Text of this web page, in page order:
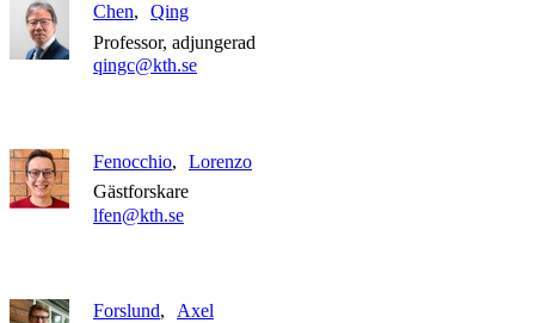
Chen
Qing
Professor, adjungerad
qingc@kth.se
Fenocchio
Lorenzo
Gästforskare
lfen@kth.se
Forslund
Axel